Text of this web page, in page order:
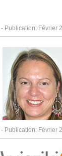
- Publication: Février
- Publication: Février